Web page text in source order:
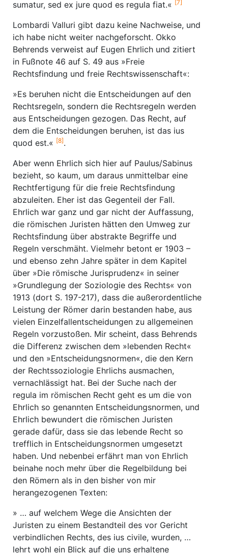
sumatur, sed ex jure quod es regula fiat.« [7]
Lombardi Valluri gibt dazu keine Nachweise, und
ich habe nicht weiter nachgeforscht. Okko
Behrends verweist auf Eugen Ehrlich und zitiert
in Fußnote 46 auf S. 49 aus »Freie
Rechtsfindung und freie Rechtswissenschaft«:
»Es beruhen nicht die Entscheidungen auf den
Rechtsregeln, sondern die Rechtsregeln werden
aus Entscheidungen gezogen. Das Recht, auf
dem die Entscheidungen beruhen, ist das ius
quod est.« [8].
Aber wenn Ehrlich sich hier auf Paulus/Sabinus
bezieht, so kaum, um daraus unmittelbar eine
Rechtfertigung für die freie Rechtsfindung
abzuleiten. Eher ist das Gegenteil der Fall.
Ehrlich war ganz und gar nicht der Auffassung,
die römischen Juristen hätten den Umweg zur
Rechtsfindung über abstrakte Begriffe und
Regeln verschmäht. Vielmehr betont er 1903 –
und ebenso zehn Jahre später in dem Kapitel
über »Die römische Jurisprudenz« in seiner
»Grundlegung der Soziologie des Rechts« von
1913 (dort S. 197-217), dass die außerordentliche
Leistung der Römer darin bestanden habe, aus
vielen Einzelfallentscheidungen zu allgemeinen
Regeln vorzustoßen. Mir scheint, dass Behrends
die Differenz zwischen dem »lebenden Recht«
und den »Entscheidungsnormen«, die den Kern
der Rechtssoziologie Ehrlichs ausmachen,
vernachlässigt hat. Bei der Suche nach der
regula im römischen Recht geht es um die von
Ehrlich so genannten Entscheidungsnormen, und
Ehrlich bewundert die römischen Juristen
gerade dafür, dass sie das lebende Recht so
trefflich in Entscheidungsnormen umgesetzt
haben. Und nebenbei erfährt man von Ehrlich
beinahe noch mehr über die Regelbildung bei
den Römern als in den bisher von mir
herangezogenen Texten:
» … auf welchem Wege die Ansichten der
Juristen zu einem Bestandteil des vor Gericht
verbindlichen Rechts, des ius civile, wurden, …
lehrt wohl ein Blick auf die uns erhaltene